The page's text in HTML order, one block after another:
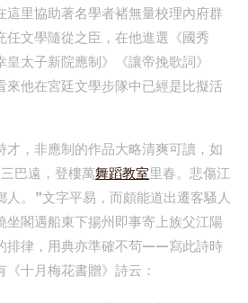
這里協助著名學者褚無量校理內府群
任文學隨從之臣，在他進選《國秀
太子新院應制》《讓帝挽歌詞》
來他在宮廷文學步隊中已經是比擬活
才，非應制的作品大略清爽可讀，如
巴遠，登樓萬舞蹈教室里春。悲傷江
人。”文字平易，而頗能道出遷客騷人
坐閣遇船東下揚州即事寄上族父江陽
排律，用典亦準確不茍——寫此詩時
十月梅花書贈》詩云：